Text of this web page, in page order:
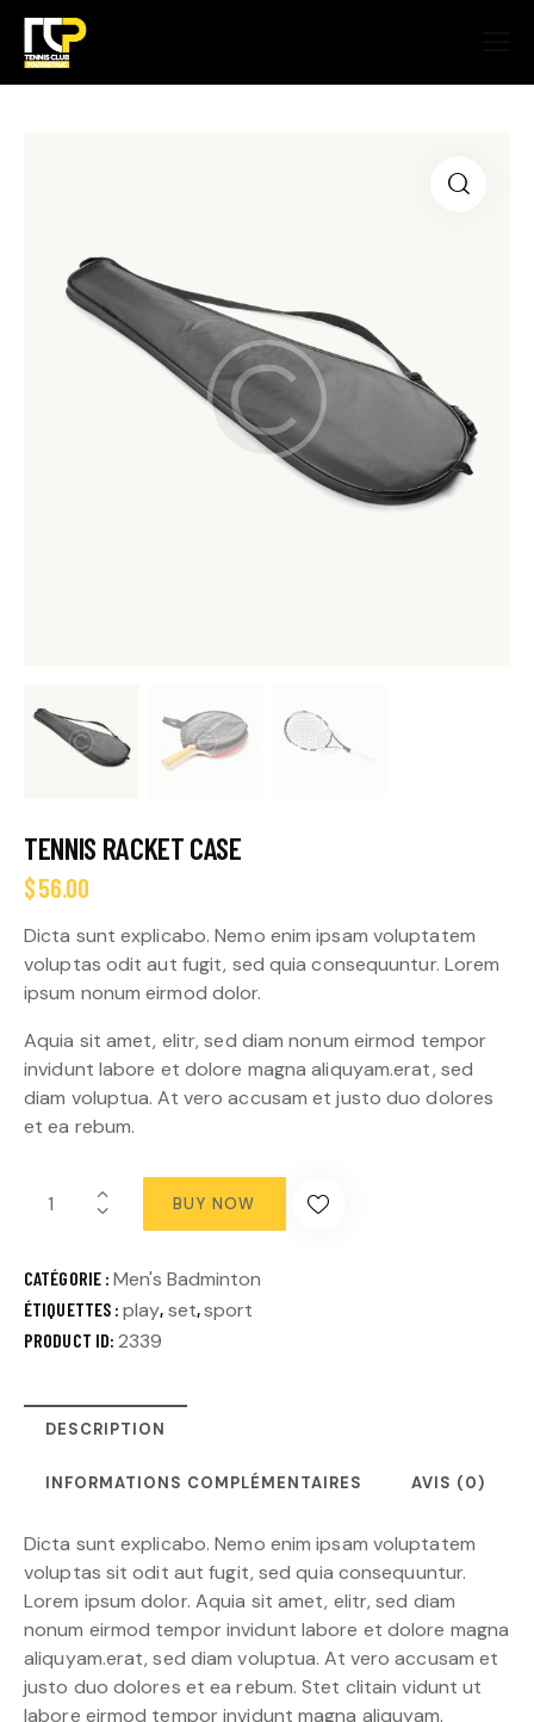
TENNIS RACKET CASE
$56.00
Dicta sunt explicabo. Nemo enim ipsam voluptatem
voluptas odit aut fugit, sed quia consequuntur. Lorem
ipsum nonum eirmod dolor.
Aquia sit amet, elitr, sed diam nonum eirmod tempor
invidunt labore et dolore magna aliquyam.erat, sed
diam voluptua. At vero accusam et justo duo dolores
et ea rebum.
BUY NOW
CATÉGORIE :Men's Badminton
ÉTIQUETTES :play, set,sport
PRODUCT ID: 2339
DESCRIPTION
INFORMATIONS COMPLÉMENTAIRES AVIS (0)
Dicta sunt explicabo. Nemo enim ipsam voluptatem
voluptas sit odit aut fugit, sed quia consequuntur.
Lorem ipsum dolor. Aquia sit amet, elitr, sed diam
nonum eirmod tempor invidunt labore et dolore magna
aliquyam.erat, sed diam voluptua. At vero accusam et
justo duo dolores et ea rebum. Stet clitain vidunt ut
labore eirmod tempor invidunt magna aliquyam.